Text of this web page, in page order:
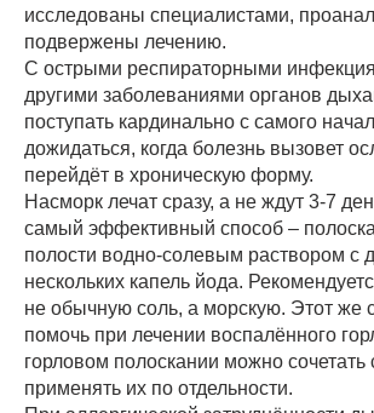
исследованы специалистами,
подвержены лечению.
С острыми респираторными
другими заболеваниями органов
поступать кардинально с самого
дожидаться, когда болезнь вызовет
перейдёт в хроническую форму.
Насморк лечат сразу, а не ждут 3-7
самый эффективный способ –
полости водно-солевым раствором с
нескольких капель йода.
не обычную соль, а морскую. Этот же
помочь при лечении воспалённого
горловом полоскании можно сочетать
применять их по отдельности.